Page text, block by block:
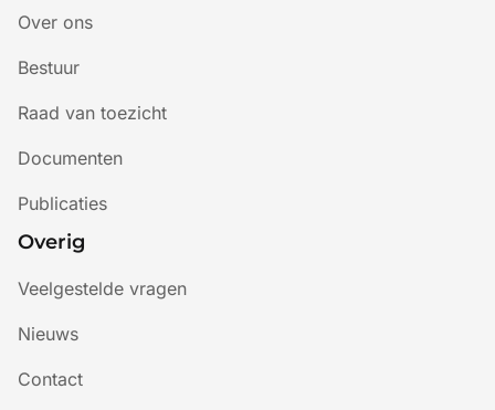
Over ons
Bestuur
Raad van toezicht
Documenten
Publicaties
Overig
Veelgestelde vragen
Nieuws
Contact